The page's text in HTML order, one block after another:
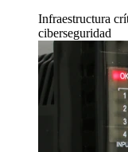
Infraestructura
ciberseguridad